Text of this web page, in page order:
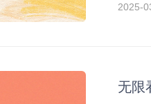
2025-
无限